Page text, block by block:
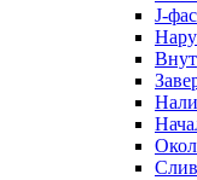
J-